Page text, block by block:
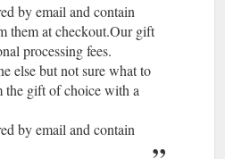
by email and contain
them at checkout.Our gift
processing fees.
else but not sure what to
the gift of choice with a
by email and contain
them at checkout.Our gift